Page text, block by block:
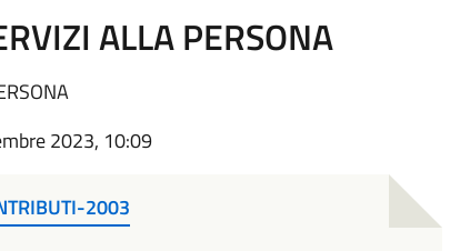
ALLA PERSONA
2023, 10:09
2003